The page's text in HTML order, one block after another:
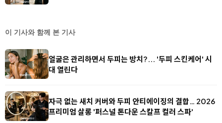
이 기사와 함께 본 기사
얼굴은 관리하면서 두피는 방치?... '두피 스킨케어' 시
대 열린다
자극 없는 새치 커버와 두피 안티에이징의 결합… 2026
프리미엄 살롱 '퍼스널 톤다운 스칼프 컬러 스파'